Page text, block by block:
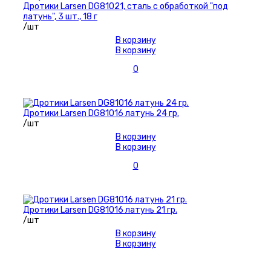
Дротики Larsen DG81021, сталь с обработкой "под
латунь", 3 шт., 18 г
/шт
В корзину
В корзину
0
Дротики Larsen DG81016 латунь 24 гр.
/шт
В корзину
В корзину
0
Дротики Larsen DG81016 латунь 21 гр.
/шт
В корзину
В корзину